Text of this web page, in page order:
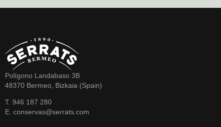
Polígono Landabaso 3B
48370 Bermeo, Bizkaia (Spain)
T. 946 187 280
E. conservas@serrats.com